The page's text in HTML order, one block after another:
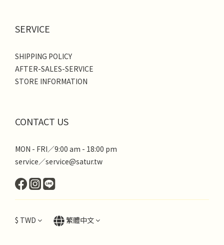
SERVICE
SHIPPING POLICY
AFTER-SALES-SERVICE
STORE INFORMATION
CONTACT US
MON - FRI／9:00 am - 18:00 pm
service／service@satur.tw
$ TWD 繁體中文